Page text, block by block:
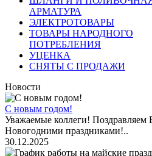
АРМАТУРА
ЭЛЕКТРОТОВАРЫ
ТОВАРЫ НАРОДНОГО
ПОТРЕБЛЕНИЯ
УЦЕНКА
СНЯТЫ С ПРОДАЖИ
Новости
С новым годом!
Уважаемые коллеги!
Новогодними праздниками!..
30.12.2025